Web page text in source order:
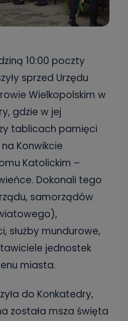
10:00 poczty
sprzed Urzędu
Wielkopolskim w
gdzie w jej
tablicach pamięci
Konwikcie
Katolickim –
Dokonali tego
samorządów
służby mundurowe,
jednostek
miasta.
do Konkatedry,
została msza święta